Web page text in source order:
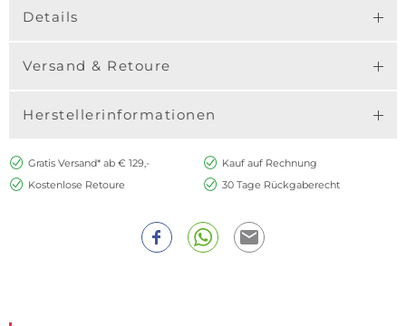
Details
Versand & Retoure
Herstellerinformationen
Gratis Versand* ab € 129,-
Kauf auf Rechnung
Kostenlose Retoure
30 Tage Rückgaberecht